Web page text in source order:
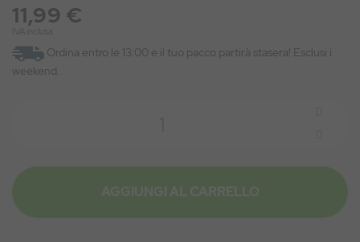
11,99 €
Ordina entro le 13:00 e il tuo pacco partirà stasera! Esclusi i
weekend.
AGGIUNGI AL CARRELLO